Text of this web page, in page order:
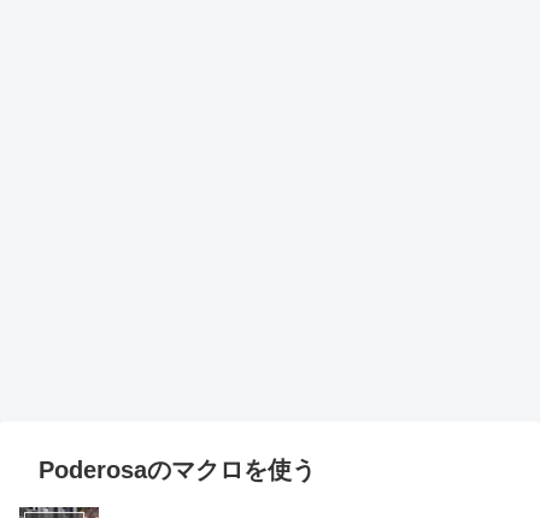
Poderosaのマクロを使う